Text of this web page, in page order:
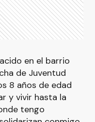
en el barrio
de Juventud
8 años de edad
y vivir hasta la
tengo